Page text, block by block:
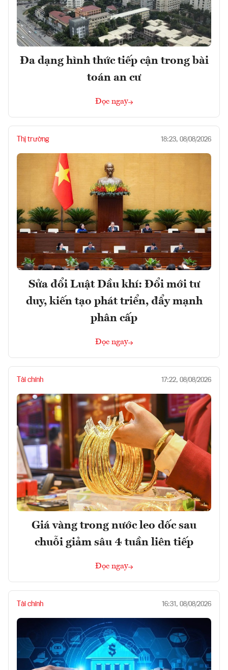
Đa dạng hình thức tiếp cận trong bài
toán an cư
Đọc ngay
Thị trường 18:23, 08/08/2026
Sửa đổi Luật Dầu khí: Đổi mới tư
duy, kiến tạo phát triển, đẩy mạnh
phân cấp
Đọc ngay
Tài chính 17:22, 08/08/2026
Giá vàng trong nước leo dốc sau
chuỗi giảm sâu 4 tuần liên tiếp
Đọc ngay
Tài chính 16:31, 08/08/2026